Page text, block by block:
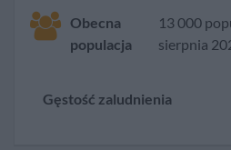
Obecna
populacja
13 000
sierpnia
Gęstość zaludnienia